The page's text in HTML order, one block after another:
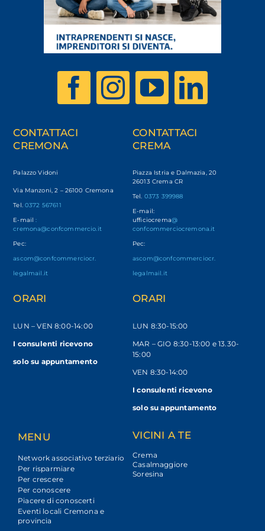
CONTATTACI
CREMONA
Palazzo Vidoni
Via Manzoni, 2 – 26100 Cremona
Tel. 0372 567611
E-mail:
cremona@confcommercio.it
Pec:
ascom@confcommerciocr.
legalmail.it
ORARI
LUN – VEN8:00-14:00
I consulenti ricevono
solosu appuntamento
CONTATTACI
CREMA
Piazza Istria e Dalmazia, 20
26013 Crema CR
Tel. 0373 399988
E-mail:
ufficiocrema@
confcommerciocremona.it
Pec:
ascom@confcommerciocr.
legalmail.it
ORARI
LUN 8:30-15:00
MAR – GIO 8:30-13:00 e 13.30-
15:00
VEN 8:30-14:00
I consulenti ricevono
solo su appuntamento
MENU
Network associativo terziario
Per risparmiare
Per crescere
Per conoscere
Piacere di conoscerti
Eventi locali Cremona e
provincia
VICINI A TE
Crema
Casalmaggiore
Soresina